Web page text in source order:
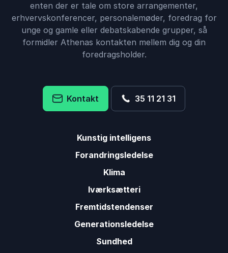
enten der er tale om store arrangementer,
erhvervskonferencer, personalemøder, foredrag for
unge og gamle eller debatskabende grupper, så
formidler Athenas kontakten mellem dig og din
foredragsholder.
Kontakt 35 11 21 31
Kunstig intelligens
Forandringsledelse
Klima
Iværksætteri
Fremtidstendenser
Generationsledelse
Sundhed